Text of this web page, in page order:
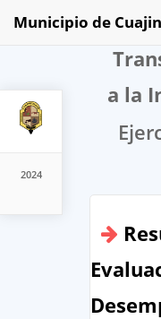
2024
Municipio de
a la